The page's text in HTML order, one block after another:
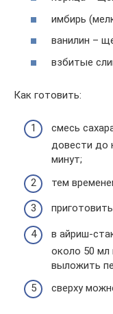
имбирь
ванилин –
взбитые
Как готовить:
смесь
довести до
минут;
тем
в айриш-
около 50 мл
выложить
сверху